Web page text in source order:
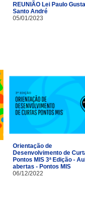
REUNIÃO Lei Paulo
Santo André
05/01/2023
Orientação de
Desenvolvimento de
Pontos MIS 3ª Edição -
abertas - Pontos MIS
06/12/2022